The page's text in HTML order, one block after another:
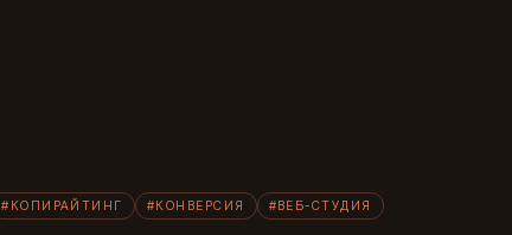
#КОПИРАЙТИНГ #КОНВЕРСИЯ #ВЕБ-СТУДИЯ